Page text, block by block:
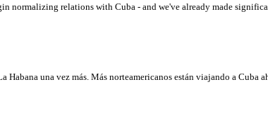
normalizing relations with Cuba - and we've already made
Habana una vez más. Más norteamericanos están viajando a Cuba